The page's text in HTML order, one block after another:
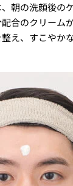
朝の洗顔後の
合のクリーム
え、すこやか